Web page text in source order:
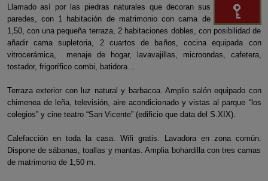
Llamado así por las piedras naturales que decoran sus
paredes, con 1 habitación de matrimonio con cama de
1,50, con una pequeña terraza, 2 habitaciones dobles, con posibilidad de
añadir cama supletoria, 2 cuartos de baños, cocina equipada con
vitrocerámica, menaje de hogar, lavavajillas, microondas, cafetera,
tostador, frigorífico combi, batidora…
Terraza exterior con luz natural y barbacoa. Amplio salón equipado con
chimenea de leña, televisión, aire acondicionado y vistas al parque “los
colegios” y cine teatro “San Vicente” (edificio que data del S.XIX).
Calefacción en toda la casa. Wifi gratis. Lavadora en zona común.
Dispone de sábanas, toallas y mantas. Amplia bohardilla con tres camas
de matrimonio de 1,50 m.